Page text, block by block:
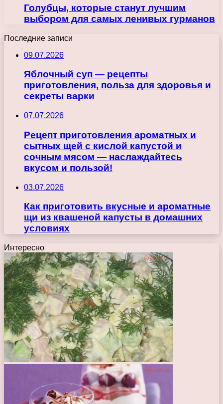
Голубцы, которые станут лучшим
выбором для самых ленивых гурманов
Последние записи
09.07.2026
Яблочный суп — рецепты
приготовления, польза для здоровья и
секреты варки
07.07.2026
Рецепт приготовления ароматных и
сытных щей с кислой капустой и
сочным мясом — наслаждайтесь
вкусом и пользой!
03.07.2026
Как приготовить вкусные и ароматные
щи из квашеной капусты в домашних
условиях
Интересно